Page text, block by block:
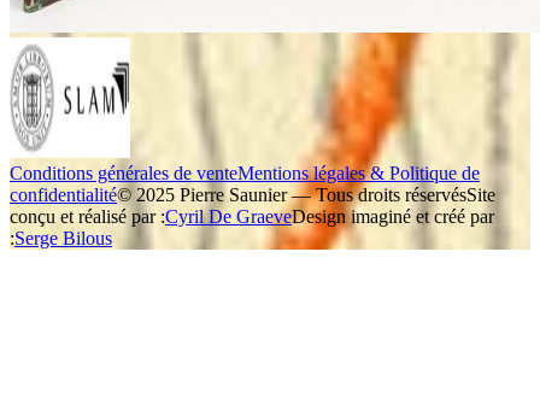
Conditions générales de venteMentions légales & Politique de
confidentialité© 2025 Pierre Saunier — Tous droits réservésSite
conçu et réalisé par :Cyril De GraeveDesign imaginé et créé par
:Serge Bilous